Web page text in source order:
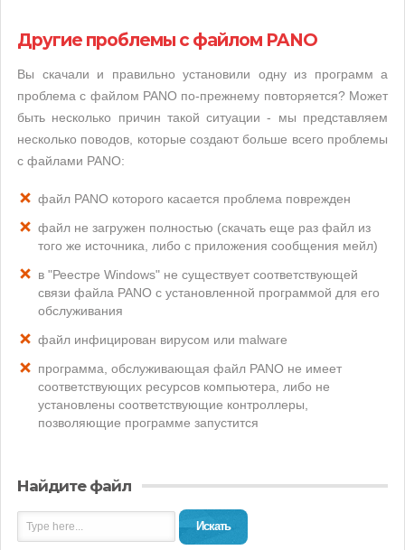
Другие проблемы с файлом PANO
Вы скачали и правильно установили одну из программ а
проблема с файлом PANO по-прежнему повторяется? Может
быть несколько причин такой ситуации - мы представляем
несколько поводов, которые создают больше всего проблемы
с файлами PANO:
файл PANO которого касается проблема поврежден
файл не загружен полностью (скачать еще раз файл из
того же источника, либо с приложения сообщения мейл)
в "Реестре Windows" не существует соответствующей
связи файла PANO с установленной программой для его
обслуживания
файл инфицирован вирусом или malware
программа, обслуживающая файл PANO не имеет
соответствующих ресурсов компьютера, либо не
установлены соответствующие контроллеры,
позволяющие программе запустится
Найдите файл
Искать